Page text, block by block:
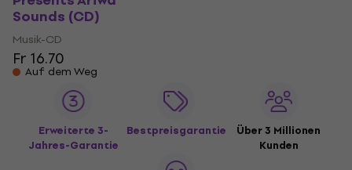
Sounds (CD)
Musik-CD
Fr 16.70
Auf dem Weg
Erweiterte 3-
Jahres-Garantie
Bestpreisgarantie
Über 3 Millionen
Kunden